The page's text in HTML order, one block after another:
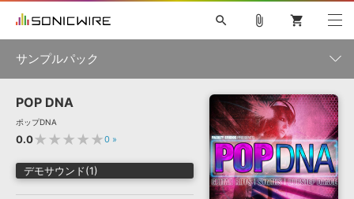
ソフト音源 »
プラグイン・エフェクト »
キャンペーン »
search
初音ミク NT 巡音ルカ V4X
MEIKO V3
KAITO V3
TOONTRACK
SPITFIRE AUDIO
VIENNA
EZ DRUMMER 3
ライセンスフリーBGM
サンプルパックを試そう
ボーカル抜き出し
DUBSTEP
MUTANT
ROUTER.FM
attach_file shopping_cart
サンプルパック
製品一覧
ジャンル
POP DNA
ポップDNA
0.0★★★★★0 »
デモサウンド(1)